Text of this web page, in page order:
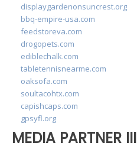
displaygardenonsuncrest.org
bbq-empire-usa.com
feedstoreva.com
drogopets.com
ediblechalk.com
tabletennisnearme.com
oaksofa.com
soultacohtx.com
capishcaps.com
gpsyfl.org
MEDIA PARTNER III